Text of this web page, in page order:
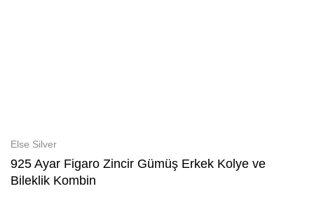
Else Silver
925 Ayar Figaro Zincir Gümüş Erkek Kolye ve
Bileklik Kombin